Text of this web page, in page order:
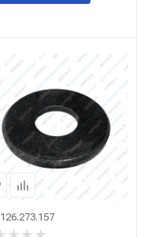
126.273.157